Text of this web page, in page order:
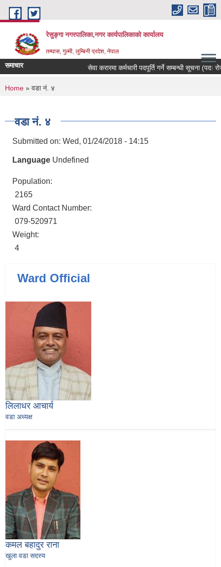
Skip to main content
रेसुङ्गा नगरपालिका,नगर कार्यपालिकाको कार्यालय
तम्घास, गुल्मी, लुम्बिनी प्रदेश, नेपाल
समाचार सेवा करारमा कर्मचारी पदपूर्ति गर्ने सम्बन्धी सूचना (पदः
You are here
Home » वडा नं. ४
वडा नं. ४
Submitted on: Wed, 01/24/2018 - 14:15
Language Undefined
Population:
2165
Ward Contact Number:
079-520971
Weight:
4
Ward Official
लिलाधर आचार्य
वडा अध्यक्ष
कमल बहादुर राना
खुला वडा सदस्य